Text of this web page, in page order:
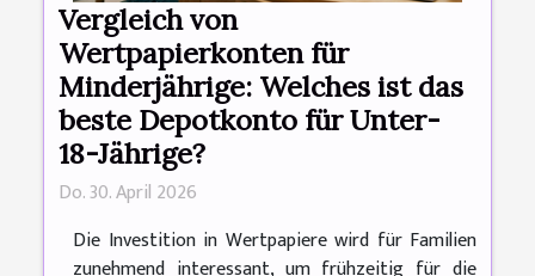
Vergleich von
Wertpapierkonten für
Minderjährige: Welches ist das
beste Depotkonto für Unter-
18-Jährige?
Do. 30. April 2026
Die Investition in Wertpapiere wird für Familien
zunehmend interessant, um frühzeitig für die